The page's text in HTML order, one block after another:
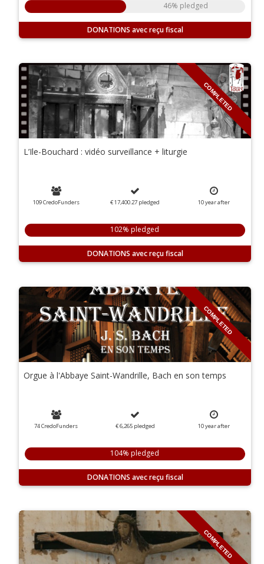
46% pledged
DONATIONS
COMPLETED
L’Ile-Bouchard : vidéo surveillance + liturgie
109 CredoFunders € 17,400.27 pledged 10yearafter
102% pledged
DONATIONS
COMPLETED
Orgue à l'Abbaye Saint-Wandrille, Bach en son temps
74 CredoFunders € 6,265 pledged 10yearafter
104% pledged
DONATIONS
COMPLETED